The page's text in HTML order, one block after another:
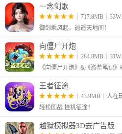
3、当选手靠近对手并按下B键时，
倒在地。
一念剑歌
717.8MB
御剑乘风起，逍遥天地间！
向僵尸开炮
284.8MB
《向僵尸开炮》&《盗墓笔记》
王者征途
43.9MB
人在
轻松国战 挂机征途！
越狱模拟器3D去广告版